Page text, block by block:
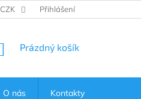
CZK Přihlášení
NÁKUPNÍ
Prázdný košík
O nás Kontakty